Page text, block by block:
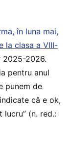
în luna mai,
la clasa a VIII-
2025-2026.
pentru anul
punem de
că e ok,
lucru” (n. red.: